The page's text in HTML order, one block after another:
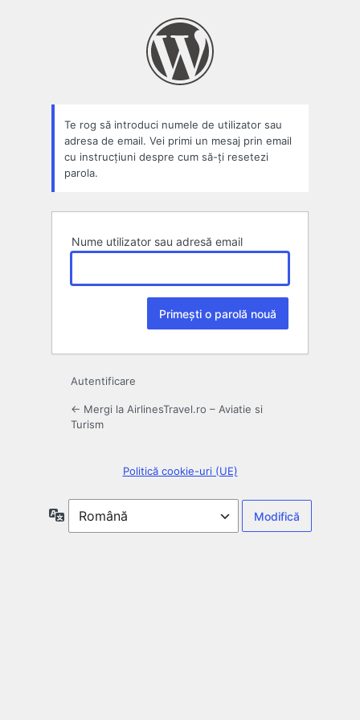
Te rog să introduci numele de utilizator sau
adresa de email. Vei primi un mesaj prin email
cu instrucțiuni despre cum să-ți resetezi
parola.
Nume utilizator sau adresă email
Autentificare
← Mergi la AirlinesTravel.ro – Aviatie si
Turism
Politică cookie-uri (UE)
Limbă